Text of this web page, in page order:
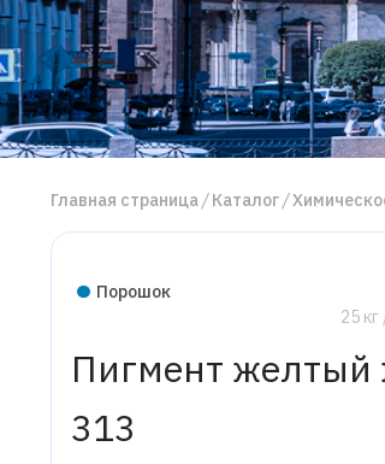
Главная страница Каталог
Порошок
25
Пигмент желтый
313